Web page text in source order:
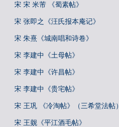
宋 宋 米芾 《蜀素帖》
宋 张即之《汪氏报本庵记》
宋 朱熹《城南唱和诗卷》
宋 李建中《土母帖》
宋 李建中《许昌帖》
宋 李建中《贵宅帖》
宋 王巩 《冷淘帖》（三希堂法帖）
宋 王觌《平江酒毛帖》